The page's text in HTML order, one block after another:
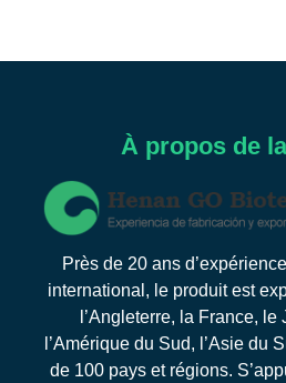
À propos de
Près de 20 ans
international, le produit est
l’Angleterre, la France,
l’Amérique du Sud, l’Asie du
de 100 pays et régions.